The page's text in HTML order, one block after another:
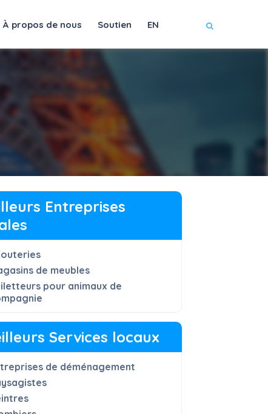
À propos de nous Soutien EN
Entreprises
de meubles
pour animaux de
Services locaux
de déménagement